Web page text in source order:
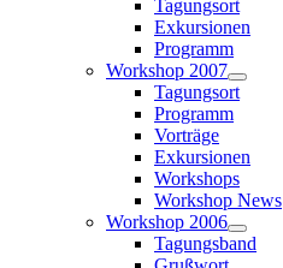
Tagungsort
Exkursionen
Programm
Workshop 2007
Tagungsort
Programm
Vorträge
Exkursionen
Workshops
Workshop News
Workshop 2006
Tagungsband